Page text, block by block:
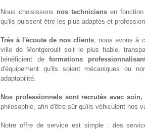
Nous choisissons nos techniciensen fonction
qu'ils puissent être les plus adaptés et
Très à l'écoute de nos clients, nous avons à
ville de Montgeroult soit le plus fiable,
bénéficient deformations
d'équipement qu'ils soient mécaniques ou
adaptabilité.
Nos professionnels sont recrutés avec soin,
philosophie, afin d'être sûr qu'ils véhiculent nos
Notre offre de service est simple : des